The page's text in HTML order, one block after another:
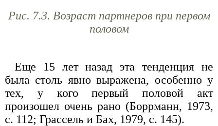
Рис. 7.3. Возраст партнеров при первом
половом
Еще 15 лет назад эта тенденция не
была столь явно выражена, особенно у
тех, у кого первый половой акт
произошел очень рано (Боррманн, 1973,
с. 112; Грассель и Бах, 1979, с. 145).